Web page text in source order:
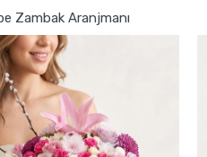
Zambak Aranjmanı